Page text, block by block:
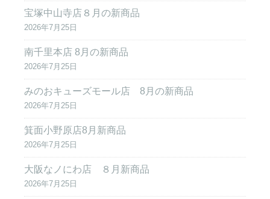
宝塚中山寺店８月の新商品
2026年7月25日
南千里本店 8月の新商品
2026年7月25日
みのおキューズモール店 8月の新商品
2026年7月25日
箕面小野原店8月新商品
2026年7月25日
大阪なノにわ店 ８月新商品
2026年7月25日